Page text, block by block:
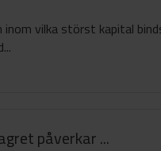
inom vilka störst kapital
påverkar ...